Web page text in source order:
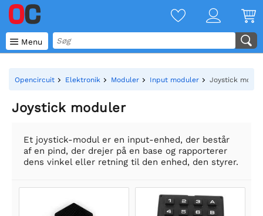
 Menu
Opencircuit Elektronik Moduler Input moduler Joystick
Joystick moduler
Et joystick-modul er en input-enhed, der består
af en pind, der drejer på en base og rapporterer
dens vinkel eller retning til den enhed, den styrer.